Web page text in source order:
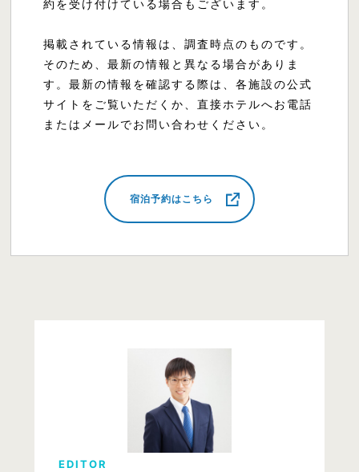
約を受け付けている場合もございます。
掲載されている情報は、調査時点のものです。
そのため、最新の情報と異なる場合がありま
す。最新の情報を確認する際は、各施設の公式
サイトをご覧いただくか、直接ホテルへお電話
またはメールでお問い合わせください。
宿泊予約はこちら
EDITOR